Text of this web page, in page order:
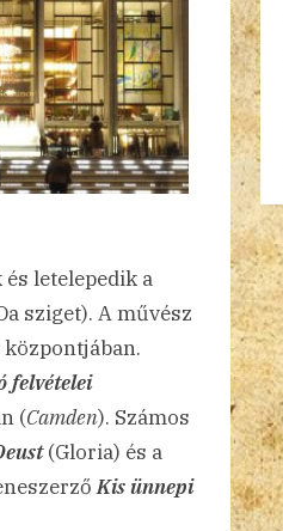
letelepedik a
sziget). A művész
felvételei
(Camden). Számos
(Gloria) és a
Kis ünnepi